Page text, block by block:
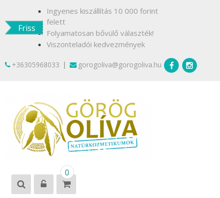
contentFriss
Ingyenes kiszállítás 10 000 forint
felett
Folyamatosan bővülő választék!
Viszonteladói kedvezmények
+36305968033 | gorogoliva@gorogoliva.hu
0